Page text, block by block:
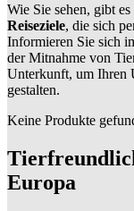
Wie Sie sehen, gibt
Reiseziele, die sich
Informieren Sie sich
der Mitnahme von
Unterkunft, um Ihren
gestalten.
Keine Produkte
Europa